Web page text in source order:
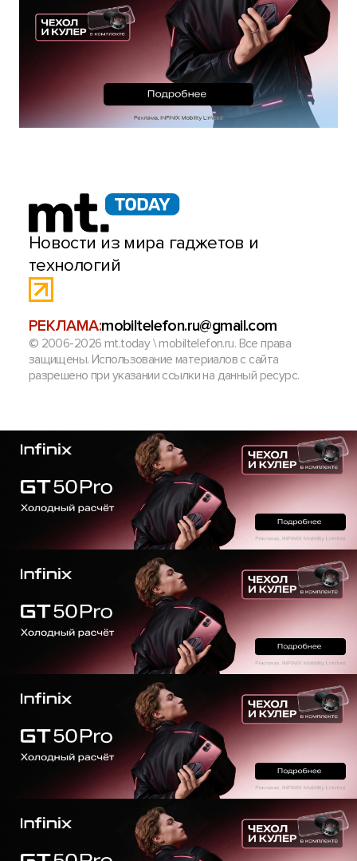
Новости из мира гаджетов и
технологий
РЕКЛАМА:mobiltelefon.ru@gmail.com
© 2006-2026 mt.today \ mobiltelefon.ru. Все права
защищены. Использование материалов с сайта
разрешено при указании ссылки на данный ресурс.